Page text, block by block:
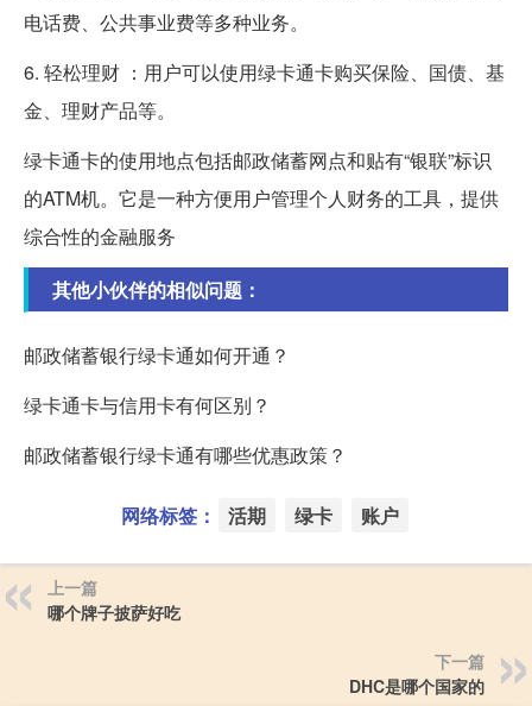
电话费、公共事业费等多种业务。
6. 轻松理财 ：用户可以使用绿卡通卡购买保险、国债、基
金、理财产品等。
绿卡通卡的使用地点包括邮政储蓄网点和贴有“银联”标识
的ATM机。它是一种方便用户管理个人财务的工具，提供
综合性的金融服务
其他小伙伴的相似问题：
邮政储蓄银行绿卡通如何开通？
绿卡通卡与信用卡有何区别？
邮政储蓄银行绿卡通有哪些优惠政策？
网络标签： 活期 绿卡 账户
上一篇
哪个牌子披萨好吃
下一篇
DHC是哪个国家的